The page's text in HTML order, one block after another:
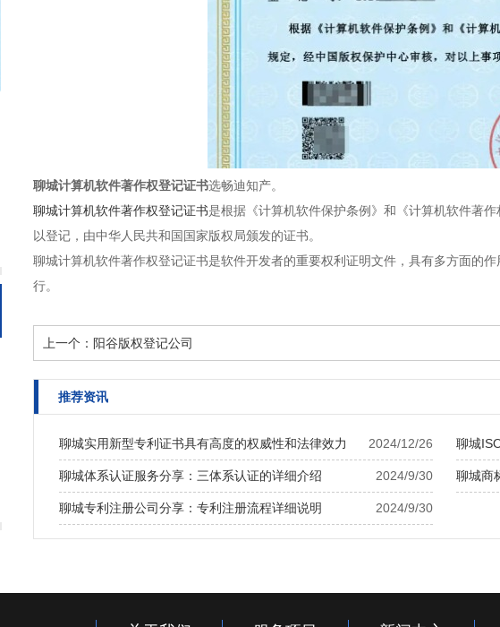
聊城计算机软件著作权登记证书选畅迪知产。
聊城计算机软件著作权登记证书是根据《计算机软件保护条例》和《计算机软件著
以登记，由中华人民共和国国家版权局颁发的证书。
聊城计算机软件著作权登记证书是软件开发者的重要权利证明文件，具有多方面的
行。
上一个： 阳谷版权登记公司
推荐资讯
2024/12/26
聊城实用新型专利证书具有高度的权威性和法律效力 聊城
2024/9/30
聊城体系认证服务分享：三体系认证的详细介绍 聊城商
2024/9/30
聊城专利注册公司分享：专利注册流程详细说明